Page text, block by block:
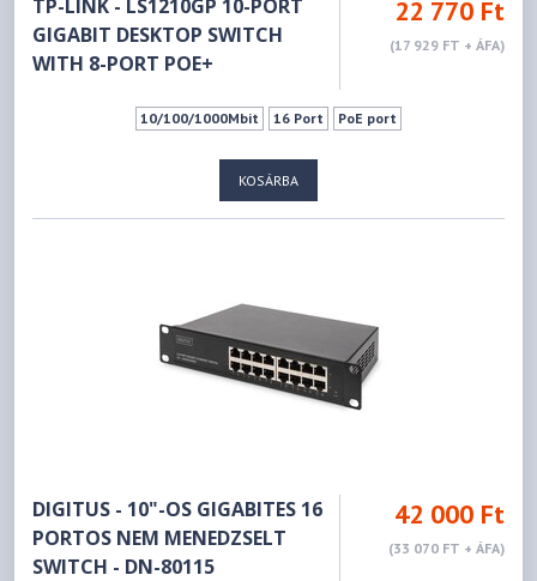
TP-LINK - LS1210GP 10-PORT
GIGABIT DESKTOP SWITCH
WITH 8-PORT POE+
22 770 Ft
(17 929 FT + ÁFA)
10/100/1000Mbit 16 Port PoE port
KOSÁRBA
DIGITUS - 10"-OS GIGABITES 16
PORTOS NEM MENEDZSELT
SWITCH - DN-80115
42 000 Ft
(33 070 FT + ÁFA)